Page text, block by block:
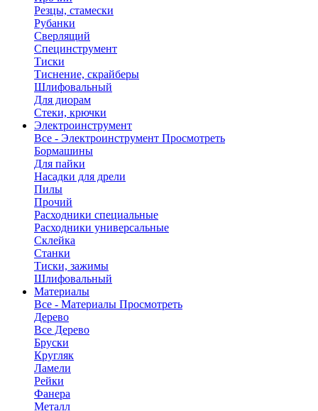
Резцы, стамески
Рубанки
Сверлящий
Специнструмент
Тиски
Тиснение, скрайберы
Шлифовальный
Для диорам
Стеки, крючки
Электроинструмент
Все - Электроинструмент Просмотреть
Бормашины
Для пайки
Насадки для дрели
Пилы
Прочий
Расходники специальные
Расходники универсальные
Склейка
Станки
Тиски, зажимы
Шлифовальный
Материалы
Все - Материалы Просмотреть
Дерево
Все Дерево
Бруски
Кругляк
Ламели
Рейки
Фанера
Металл